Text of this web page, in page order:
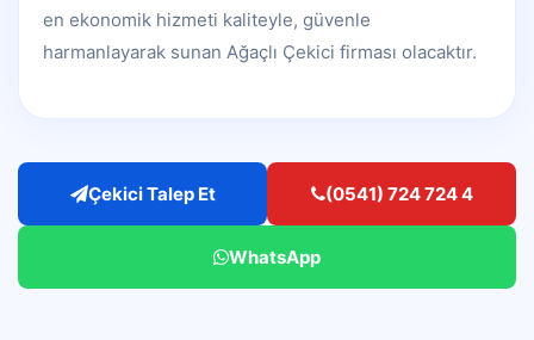
en ekonomik hizmeti kaliteyle, güvenle
harmanlayarak sunan Ağaçlı Çekici firması olacaktır.
Çekici Talep Et (0541) 724 724 4
WhatsApp